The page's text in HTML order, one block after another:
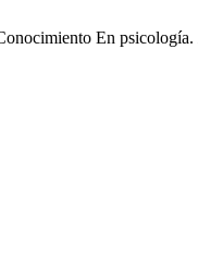
En psicología.